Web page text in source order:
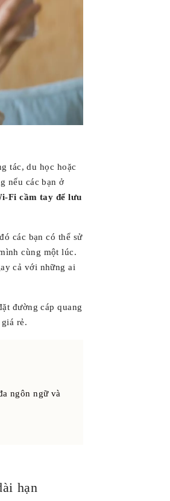
tác, du học hoặc
nếu các bạn ở
Fi cầm tay để lưu
các bạn có thể sử
cùng một lúc.
cả với những ai
đường cáp quang
rẻ.
ngôn ngữ và
hạn